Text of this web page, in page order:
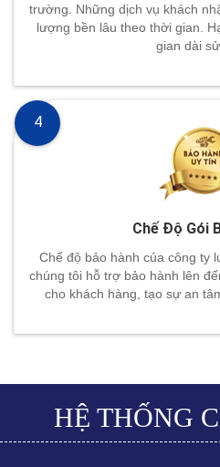
trường. Những dịch vụ khách
lượng bền lâu theo thời gian.
gian dài
Chế Độ Gói
Chế độ bảo hành của công ty
chúng tôi hỗ trợ bảo hành lên
cho khách hàng, tạo sự an
4
HỆ THỐNG